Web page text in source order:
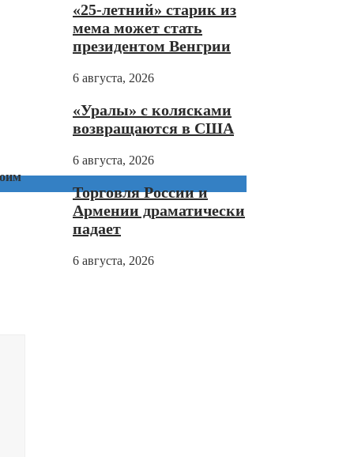
«25-летний» старик из
мема может стать
президентом Венгрии
6 августа, 2026
«Уралы» с колясками
возвращаются в США
6 августа, 2026
Торговля России и
Армении драматически
падает
6 августа, 2026